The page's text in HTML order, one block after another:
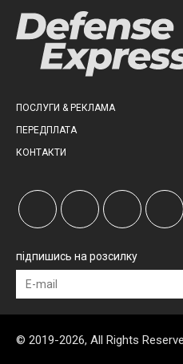
ПОСЛУГИ & РЕКЛАМА
ПЕРЕДПЛАТА
КОНТАКТИ
підпишись на розсилку
© 2019-2026, All Rights